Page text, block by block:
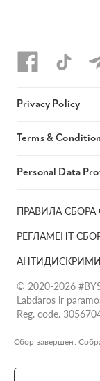
Сбор завершен.
ПРАВИЛА СБОРА
РЕГЛАМЕНТ
© 2020-2026
Labdaros ir
Reg. code.
g.17-1, LT-13253
SWIFT kodas
Privacy Policy
Terms &
Personal Data